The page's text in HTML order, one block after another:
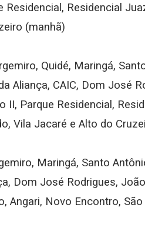
Residencial, Residencial
(manhã)
Quidé, Maringá,
Aliança, CAIC, Dom José
II, Parque Residencial,
Vila Jacaré e Alto do
Maringá, Santo
Dom José Rodrigues,
Angari, Novo Encontro,